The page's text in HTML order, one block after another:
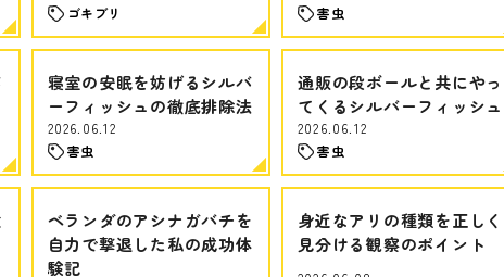
ゴキブリ
害虫
寝室の安眠を妨げるシルバ
ーフィッシュの徹底排除法
2026.06.12
害虫
通販の段ボールと共にやっ
てくるシルバーフィッシュ
2026.06.12
害虫
ベランダのアシナガバチを
自力で撃退した私の成功体
験記
身近なアリの種類を正しく
見分ける観察のポイント